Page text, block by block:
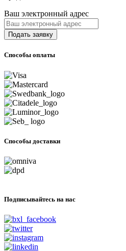
Ваш электронный адрес
Способы оплаты
Способы доставки
Подписывайтесь на нас